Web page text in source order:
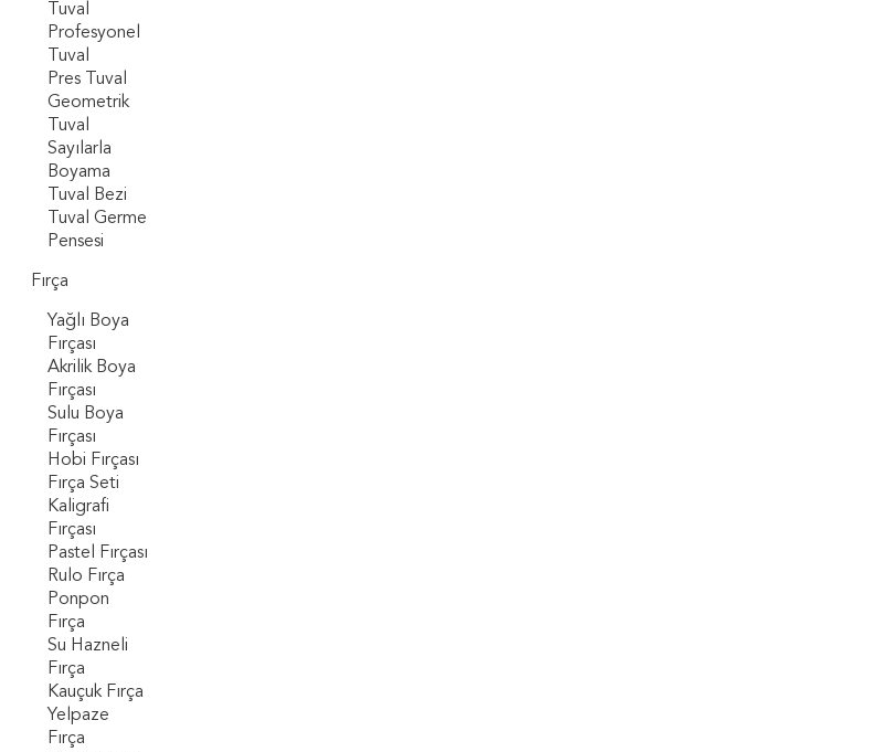
Tuval
Profesyonel
Tuval
Pres Tuval
Geometrik
Tuval
Sayılarla
Boyama
Tuval Bezi
Tuval Germe
Pensesi
Fırça
Yağlı Boya
Fırçası
Akrilik Boya
Fırçası
Sulu Boya
Fırçası
Hobi Fırçası
Fırça Seti
Kaligrafi
Fırçası
Pastel Fırçası
Rulo Fırça
Ponpon
Fırça
Su Hazneli
Fırça
Kauçuk Fırça
Yelpaze
Fırça